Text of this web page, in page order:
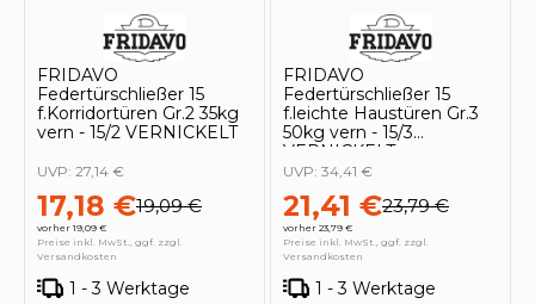
FRIDAVO
Federtürschließer 15
f.Korridortüren Gr.2 35kg
vern - 15/2 VERNICKELT
17,18 €19,09 €
vorher 19,09 €
UVP: 27,14 €
Preise inkl. MwSt., ggf. zzgl.
Versandkosten
1 - 3 Werktage
FRIDAVO
Federtürschließer 15
f.leichte Haustüren Gr.3
50kg vern - 15/3
VERNICKELT
21,41 €23,79 €
vorher 23,79 €
UVP: 34,41 €
Preise inkl. MwSt., ggf. zzgl.
Versandkosten
1 - 3 Werktage